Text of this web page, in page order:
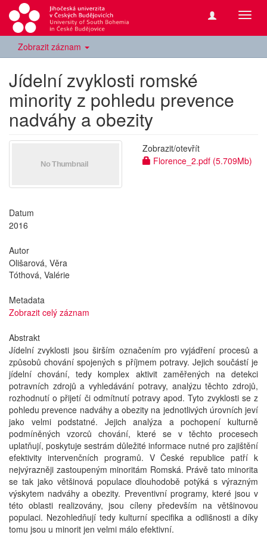
Zobrazit záznam
Jídelní zvyklosti romské
minority z pohledu prevence
nadváhy a obezity
Zobrazit/otevřít
Florence_2.pdf (5.709Mb)
Datum
2016
Autor
Olišarová, Věra
Tóthová, Valérie
Metadata
Zobrazit celý záznam
Abstrakt
Jídelní zvyklosti jsou širším označením pro vyjádření procesů a
způsobů chování spojených s příjmem potravy. Jejich součástí je
jídelní chování, tedy komplex aktivit zaměřených na detekci
potravních zdrojů a vyhledávání potravy, analýzu těchto zdrojů,
rozhodnutí o přijetí či odmítnutí potravy apod. Tyto zvyklosti se z
pohledu prevence nadváhy a obezity na jednotlivých úrovních jeví
jako velmi podstatné. Jejich analýza a pochopení kulturně
podmíněných vzorců chování, které se v těchto procesech
uplatňují, poskytuje sestrám důležité informace nutné pro zajištění
efektivity intervenčních programů. V České republice patří k
nejvýrazněji zastoupeným minoritám Romská. Právě tato minorita
se tak jako většinová populace dlouhodobě potýká s výrazným
výskytem nadváhy a obezity. Preventivní programy, které jsou v
této oblasti realizovány, jsou cíleny především na většinovou
populaci. Nezohledňují tedy kulturní specifika a odlišnosti a díky
tomu jsou u minorit jen velmi málo efektivní.